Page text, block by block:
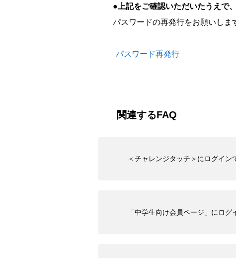
●上記をご確認いただいたうえで
パスワードの再発行をお願いしま
パスワード再発行
関連するFAQ
＜チャレンジタッチ＞にログイン
「中学生向け会員ページ」にロ